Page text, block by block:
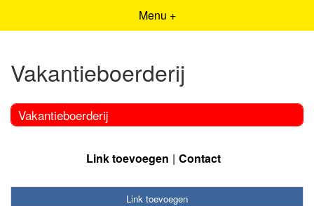
Menu +
Vakantieboerderij
Vakantieboerderij
Link toevoegen Contact
Link toevoegen